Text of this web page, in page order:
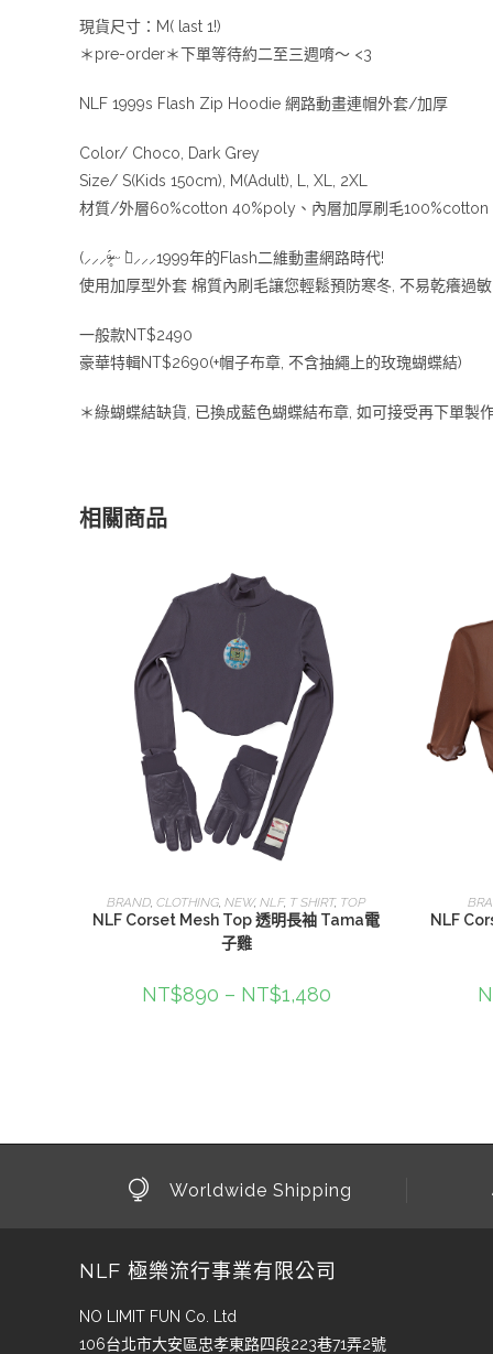
現貨尺寸：M( last 1!)
＊pre-order＊下單等待約二至三週唷～ <3
NLF 1999s Flash Zip Hoodie 網路動畫連帽外套/加厚
Color/ Choco, Dark Grey
Size/ S(Kids 150cm), M(Adult), L, XL, 2XL
材質/外層60%cotton 40%poly、內層加厚刷毛100%cotton
(⸝⸝⸝ᵒ̴̶̷̥́ ᵕ ก̀⸝⸝⸝1999年的Flash二維動畫網路時代!
使用加厚型外套 棉質內刷毛讓您輕鬆預防寒冬, 不易乾癢過
一般款NT$2490
豪華特輯NT$2690(+帽子布章, 不含抽繩上的玫瑰蝴蝶結)
＊綠蝴蝶結缺貨, 已換成藍色蝴蝶結布章, 如可接受再下單製
相關商品
選擇規格
BRAND CLOTHING NEW, NLF, T SHIRT, TOP
NLF Corset Mesh Top 透明長袖 Tama電
子雞
NT$890 – NT$1,480
NLF
Worldwide Shipping
NLF 極樂流行事業有限公司
NO LIMIT FUN Co. Ltd
106台北市大安區忠孝東路四段223巷71弄2號